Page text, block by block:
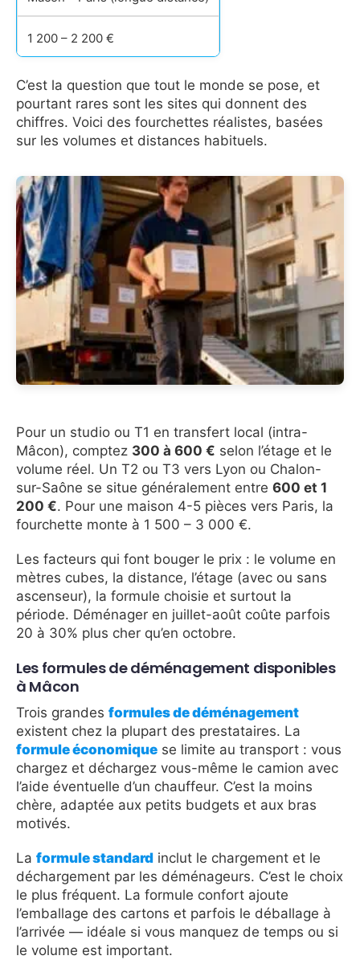
1 200 – 2 200 €
C’est la question que tout le monde se pose, et
pourtant rares sont les sites qui donnent des
chiffres. Voici des fourchettes réalistes, basées
sur les volumes et distances habituels.
Pour un studio ou T1 en transfert local (intra-
Mâcon), comptez 300 à 600 € selon l’étage et le
volume réel. Un T2 ou T3 vers Lyon ou Chalon-
sur-Saône se situe généralement entre 600 et 1
200 €. Pour une maison 4-5 pièces vers Paris, la
fourchette monte à 1 500 – 3 000 €.
Les facteurs qui font bouger le prix : le volume en
mètres cubes, la distance, l’étage (avec ou sans
ascenseur), la formule choisie et surtout la
période. Déménager en juillet-août coûte parfois
20 à 30% plus cher qu’en octobre.
Les formules de déménagement disponibles
à Mâcon
Trois grandes formules de déménagement
existent chez la plupart des prestataires. La
formule économique se limite au transport : vous
chargez et déchargez vous-même le camion avec
l’aide éventuelle d’un chauffeur. C’est la moins
chère, adaptée aux petits budgets et aux bras
motivés.
La formule standard inclut le chargement et le
déchargement par les déménageurs. C’est le choix
le plus fréquent. La formule confort ajoute
l’emballage des cartons et parfois le déballage à
l’arrivée — idéale si vous manquez de temps ou si
le volume est important.